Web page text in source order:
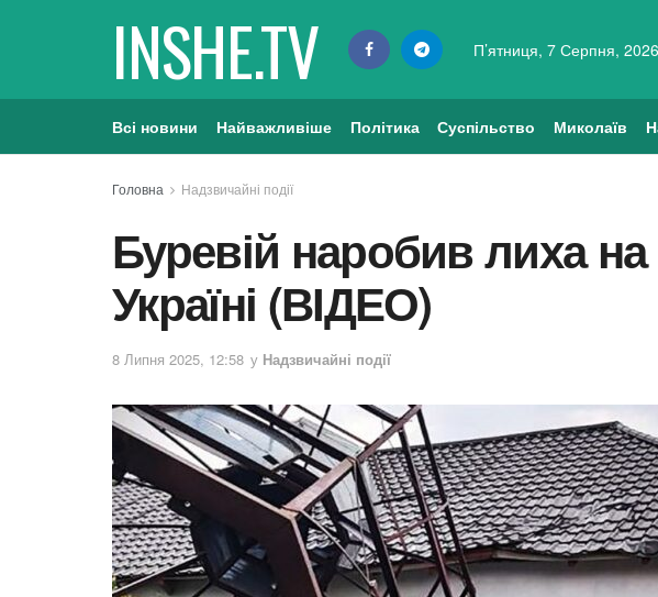
INSHE.TV П’ятниця, 7 Серпня, 2026
Всі новини Найважливіше Політика Суспільство Миколаїв
Головна Надзвичайні події
Буревій наробив лиха на
Україні (ВІДЕО)
8 Липня 2025, 12:58 у Надзвичайні події